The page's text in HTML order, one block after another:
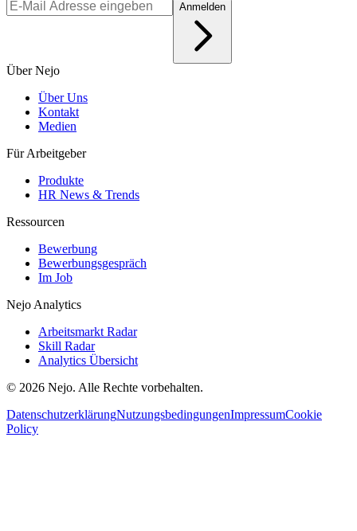
Anmelden
Über Nejo
Über Uns
Kontakt
Medien
Für Arbeitgeber
Produkte
HR News & Trends
Ressourcen
Bewerbung
Bewerbungsgespräch
Im Job
Nejo Analytics
Arbeitsmarkt Radar
Skill Radar
Analytics Übersicht
© 2026 Nejo. Alle Rechte vorbehalten.
DatenschutzerklärungNutzungsbedingungenImpressumCookie
Policy